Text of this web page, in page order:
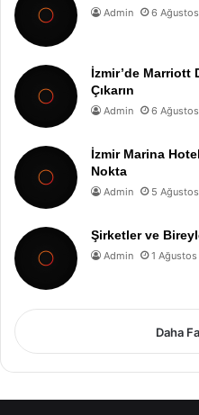
Admin 6
İzmir’de Marriott
Çıkarın
Admin 6
İzmir Marina
Nokta
Admin 5
Şirketler ve
Admin 1
Daha